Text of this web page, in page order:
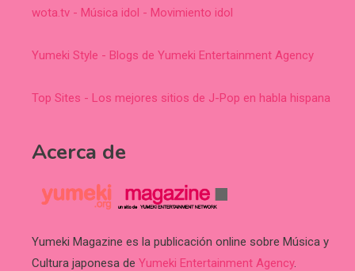
wota.tv - Música idol - Movimiento idol
Yumeki Style - Blogs de Yumeki Entertainment Agency
Top Sites - Los mejores sitios de J-Pop en habla hispana
Acerca de
Yumeki Magazine es la publicación online sobre Música y
Cultura japonesa de Yumeki Entertainment Agency.